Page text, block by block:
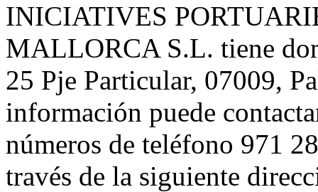
INICIATIVES
MALLORCA S.L. tiene
25 Pje Particular, 07009,
información puede
números de teléfono 971
través de la siguiente